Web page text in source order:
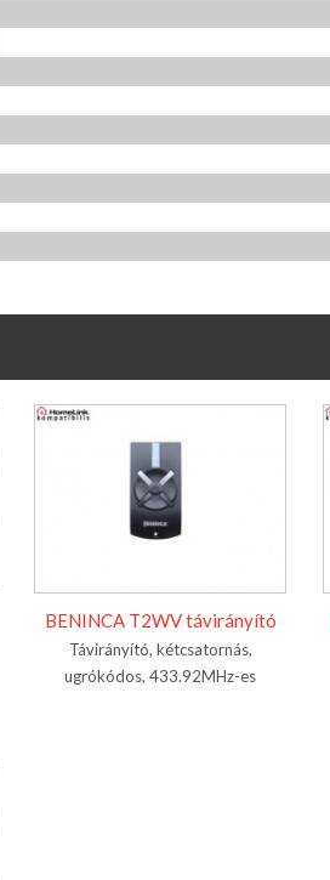
BENINCA T2WV távirányító
Távirányító, kétcsatornás,
ugrókódos, 433.92MHz-es